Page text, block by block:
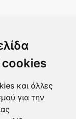
cookies
και άλλες
για την